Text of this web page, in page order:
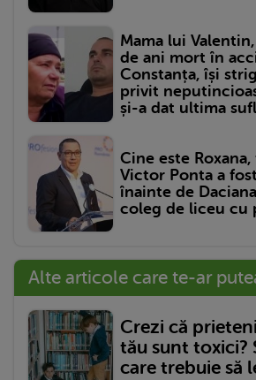
Mama lui
de ani mort în
Constanța, își
privit
și-a dat ultima
Cine este
Victor Ponta a
înainte de
coleg de liceu cu
Alte articole care te-ar
Crezi că
tău sunt toxici?
care trebuie să